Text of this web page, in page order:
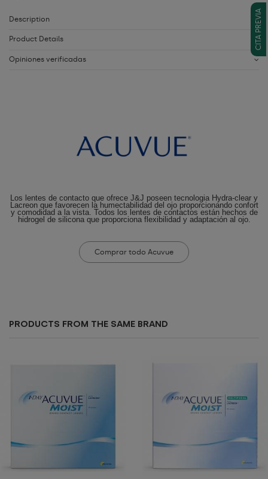
CITA PREVIA
Description
Product Details
Opiniones verificadas
Los lentes de contacto que ofrece J&J poseen tecnologia Hydra-clear y
Lacreon que favorecen la humectabilidad del ojo proporcionando confort
y comodidad a la vista. Todos los lentes de contactos están hechos de
hidrogel de silicona que proporciona flexibilidad y adaptación al ojo.
Comprar todo Acuvue
PRODUCTS FROM THE SAME BRAND